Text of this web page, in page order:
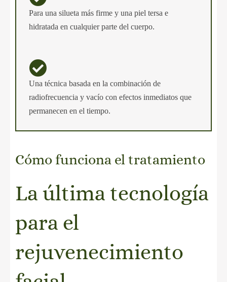
Para una silueta más firme y una piel tersa e
hidratada en cualquier parte del cuerpo.
Una técnica basada en la combinación de
radiofrecuencia y vacío con efectos inmediatos que
permanecen en el tiempo.
Cómo funciona el tratamiento
La última tecnología
para el
rejuvenecimiento